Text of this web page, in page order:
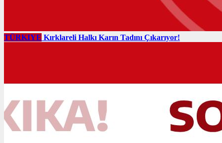
TÜRKIYE Kırklareli Halkı Karın Tadını Çıkarıyor!